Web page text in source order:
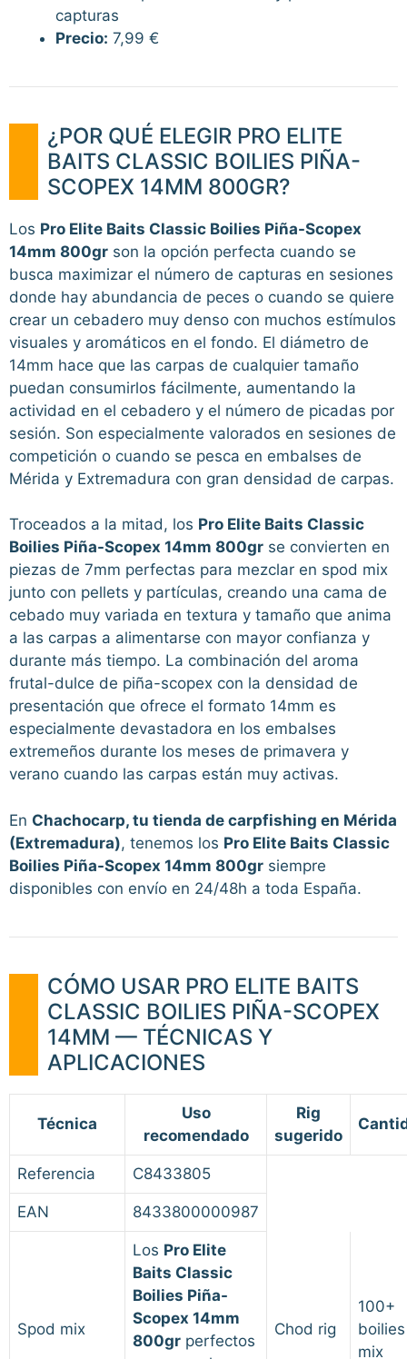
capturas
Precio: 7,99 €
¿POR QUÉ ELEGIR PRO ELITE
BAITS CLASSIC BOILIES PIÑA-
SCOPEX 14MM 800GR?
Los Pro Elite Baits Classic Boilies Piña-Scopex
14mm 800gr son la opción perfecta cuando se
busca maximizar el número de capturas en sesiones
donde hay abundancia de peces o cuando se quiere
crear un cebadero muy denso con muchos estímulos
visuales y aromáticos en el fondo. El diámetro de
14mm hace que las carpas de cualquier tamaño
puedan consumirlos fácilmente, aumentando la
actividad en el cebadero y el número de picadas por
sesión. Son especialmente valorados en sesiones de
competición o cuando se pesca en embalses de
Mérida y Extremadura con gran densidad de carpas.
Troceados a la mitad, los Pro Elite Baits Classic
Boilies Piña-Scopex 14mm 800gr se convierten en
piezas de 7mm perfectas para mezclar en spod mix
junto con pellets y partículas, creando una cama de
cebado muy variada en textura y tamaño que anima
a las carpas a alimentarse con mayor confianza y
durante más tiempo. La combinación del aroma
frutal-dulce de piña-scopex con la densidad de
presentación que ofrece el formato 14mm es
especialmente devastadora en los embalses
extremeños durante los meses de primavera y
verano cuando las carpas están muy activas.
En Chachocarp, tu tienda de carpfishing en Mérida
(Extremadura), tenemos los Pro Elite Baits Classic
Boilies Piña-Scopex 14mm 800gr siempre
disponibles con envío en 24/48h a toda España.
CÓMO USAR PRO ELITE BAITS
CLASSIC BOILIES PIÑA-SCOPEX
14MM — TÉCNICAS Y
APLICACIONES
Referencia C8433805
EAN 8433800000987
Técnica
Uso
recomendado
Rig
sugerido
Spod mix
Los Pro Elite
Baits Classic
Boilies Piña-
Scopex 14mm
800gr perfectos
Chod rig
100+
mix